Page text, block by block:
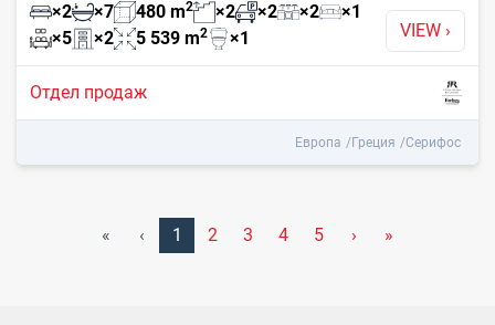
VIEW ›
×2 ×7 480 m2 ×2 ×2 ×2 ×1
×5 ×2 5 539 m2 ×1
Отдел продаж
Европа Греция Серифос
« ‹ 1 2 3 4 5 › »